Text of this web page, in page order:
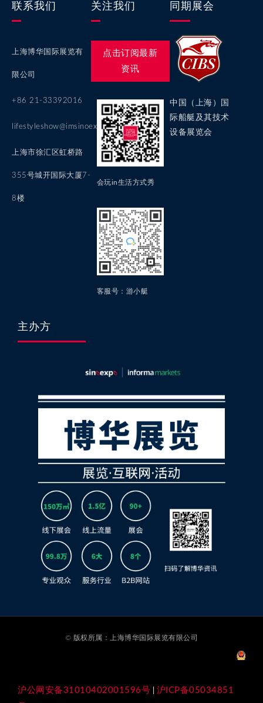
联系我们
上海博华国际展览有
限公司
+86 21-33392016
lifestyleshow@imsinoexpo.com
上海市徐汇区虹桥路
355号城开国际大厦7-
8楼
关注我们
点击订阅最新
资讯
会玩in生活方式秀
客服号：游小艇
同期展会
中国（上海）国
际船艇及其技术
设备展览会
主办方
© 版权所属：上海博华国际展览有限公司
沪公网安备31010402001596号
沪ICP备05034851